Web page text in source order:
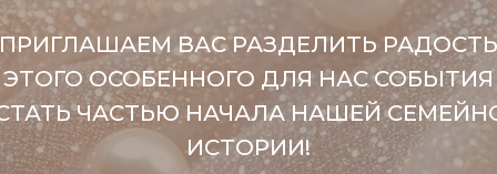
ВАС РАЗДЕЛИТЬ РАДОСТЬ
ЭТОГО ОСОБЕННОГО ДЛЯ НАС СОБЫТИЯ
ЧАСТЬЮ НАЧАЛА НАШЕЙ
ИСТОРИИ!